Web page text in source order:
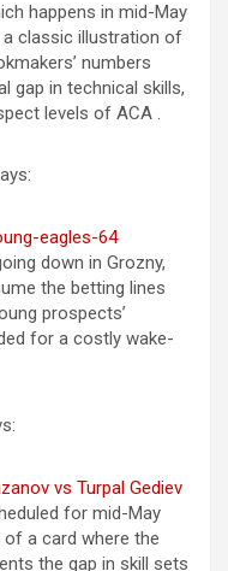
happens in mid-May
classic illustration of
numbers
gap in technical skills,
levels of ACA .
eagles-64
down in Grozny,
the betting lines
prospects’
for a costly wake-
vs Turpal Gediev
for mid-May
a card where the
the gap in skill sets